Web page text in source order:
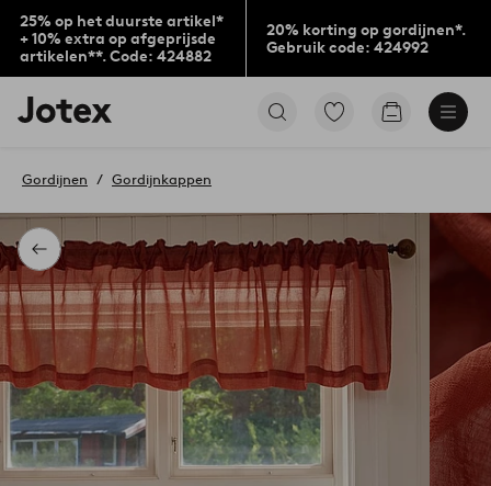
25% op het duurste artikel*
+ 10% extra op afgeprijsde
artikelen**. Code: 424882
20% korting op gordijnen*.
Gebruik code: 424992
Jotex
logo
to
home
page
Ga
Go
Terug
Gordijnen Gordijnkappen